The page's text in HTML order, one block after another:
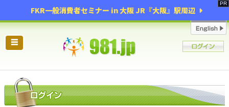
FKR一般消費者セミナー in 大阪 JR『大阪』駅周辺
☰